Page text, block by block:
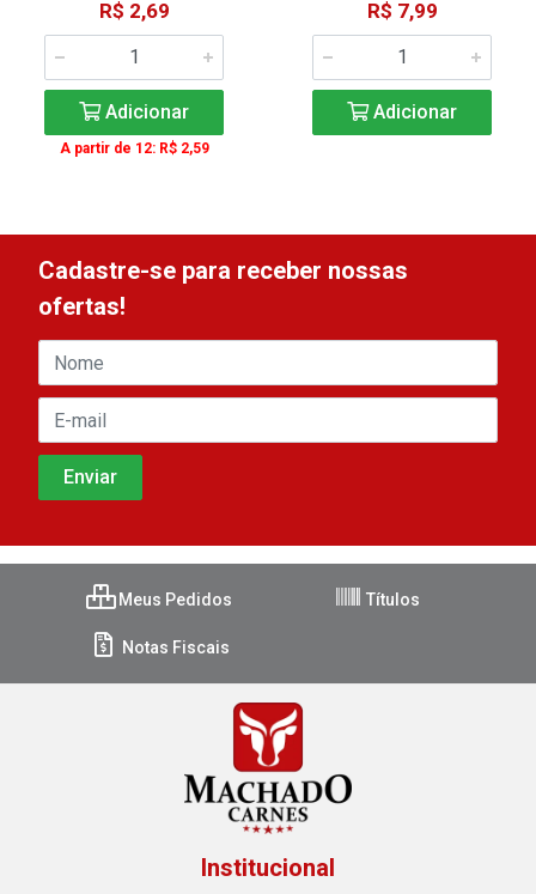
R$ 2,69
Adicionar
A partir de 12: R$ 2,59
R$ 7,99
Adicionar
Cadastre-se para receber nossas
ofertas!
Meus Pedidos Títulos
Notas Fiscais
Institucional